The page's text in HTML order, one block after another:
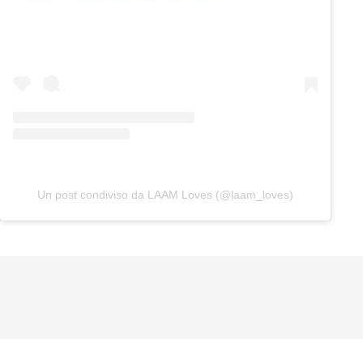
Un post condiviso da LAAM Loves (@laam_loves)